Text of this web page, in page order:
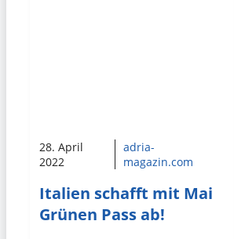
28. April
2022
adria-
magazin.com
Italien schafft mit Mai
Grünen Pass ab!